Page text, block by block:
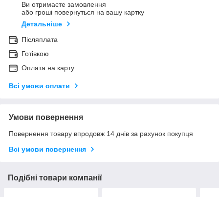
Ви отримаєте замовлення
або гроші повернуться на вашу картку
Детальніше
Післяплата
Готівкою
Оплата на карту
Всі умови оплати
Умови повернення
Повернення товару впродовж 14 днів за рахунок покупця
Всі умови повернення
Подібні товари компанії